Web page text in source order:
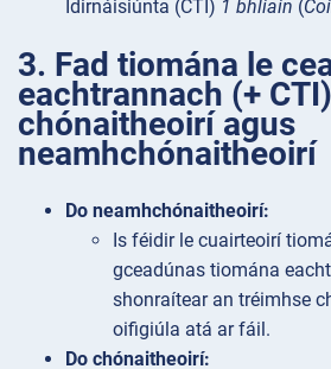
Idirnáisiúnta (CTI) 1 bhliain (
3. Fad tiomána le
eachtrannach (+
chónaitheoirí agus
neamhchónaitheoirí
Do neamhchónaitheoirí:
Is féidir le cuairteoirí
gceadúnas tiomána
shonraítear an tréimhse
oifigiúla atá ar fáil.
Do chónaitheoirí: